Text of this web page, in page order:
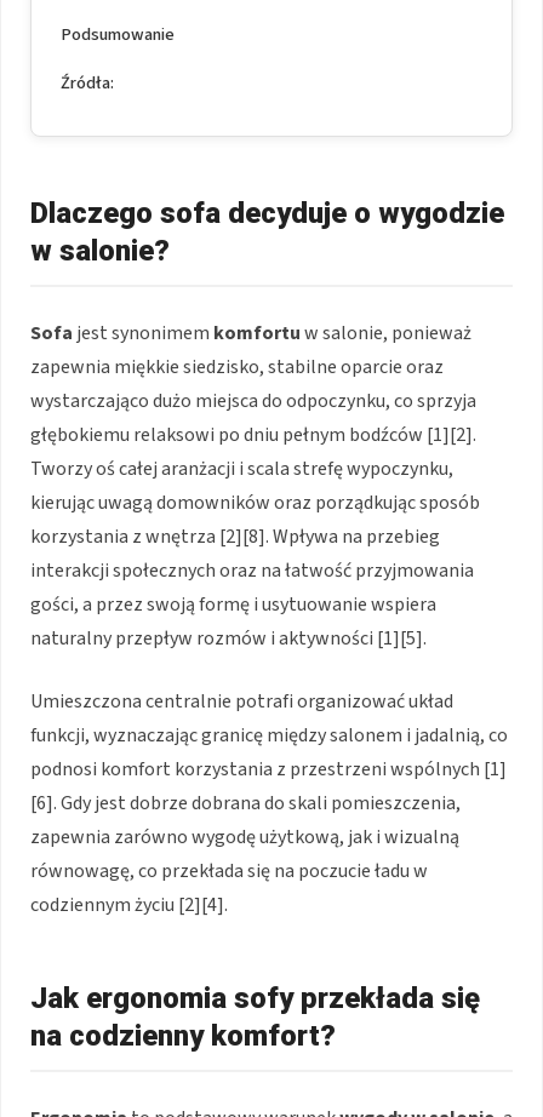
Podsumowanie
Źródła:
Dlaczego sofa decyduje o wygodzie
w salonie?
Sofa jest synonimem komfortuw salonie, ponieważ
zapewnia miękkie siedzisko, stabilne oparcie oraz
wystarczająco dużo miejsca do odpoczynku, co sprzyja
głębokiemu relaksowi po dniu pełnym bodźców [1][2].
Tworzy oś całej aranżacji i scala strefę wypoczynku,
kierując uwagą domowników oraz porządkując sposób
korzystania z wnętrza [2][8]. Wpływa na przebieg
interakcji społecznych oraz na łatwość przyjmowania
gości, a przez swoją formę i usytuowanie wspiera
naturalny przepływ rozmów i aktywności [1][5].
Umieszczona centralnie potrafi organizować układ
funkcji, wyznaczając granicę między salonem i jadalnią, co
podnosi komfort korzystania z przestrzeni wspólnych [1]
[6]. Gdy jest dobrze dobrana do skali pomieszczenia,
zapewnia zarówno wygodę użytkową, jak i wizualną
równowagę, co przekłada się na poczucie ładu w
codziennym życiu [2][4].
Jak ergonomia sofy przekłada się
na codzienny komfort?